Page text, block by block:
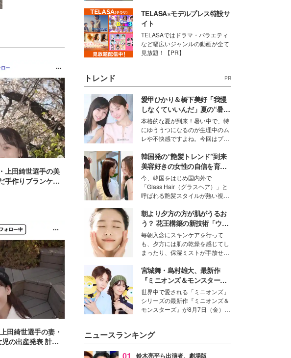
上田綺世選手の美
手作りブランケッ
ごい」「色合い
田綺世選手の妻・
の出産発表 計画
い「感謝の気持
TELASA×モデルプレス特設サ
イト
TELASAではドラマ・バラエティ
など幅広いジャンルの動画が全て
見放題！【PR】
トレンド PR
愛甲ひかり＆橋下美好「我慢
しなくていいんだ」夏の“暑さ
対策”の新しい選択肢とは？
本格的な夏が到来！暑い中で、特
にゆううつになるのが生理中のム
レや不快感ですよね。今回はプラ
モデル・愛甲ひかりさんと橋下美
好さんを迎えて本音で女子会トー
ク。猛暑のお出かけを快適に過ご
すヒントや、2人が感動した夏の
生理の新常識にも迫りました。
韓国発の“艶髪トレンド”到来
美容好きの女性の自信を育む
「ヘアケア事情」って？
今、韓国をはじめ国内外で
「Glass Hair（グラスヘア）」と
呼ばれる艶髪スタイルが熱い視線
ションの完成度を高めるベースと
して、“髪そのものの美しさ”に改
めて注目する人が増えている様
子。今回は、そんな憧れの艶やか
な髪を日常で叶える、美容好きの
女性たちのヘアケア事情を紹介し
ます。
朝より夕方の方が肌がうるお
う？ 花王構築の新技術「ウォ
ーターキャプチャリングスキ
ン（捕水肌）」がスキンケア
の常識を変える予感
毎朝入念にスキンケアを行って
も、夕方には肌の乾燥を感じてし
まったり、保湿ミストが手放せな
な美容の常識を大きく変える可能
性を秘めた、革新的な「Water
Capturing Skin（ウォーターキャ
プチャリングスキン：捕水肌）」
技術を、花王が構築した。
宮城舞・島村雄大、最新作
『ミニオンズ＆モンスター
ズ』の魅力熱弁 ハチャメチャ
だけじゃない“友情と絆”に感
動
世界中で愛される「ミニオンズ」
シリーズの最新作『ミニオンズ＆
モンスターズ』が8月7日（金）に
デルの宮城舞と島村雄大の特別対
談をお届け！それぞれの視点か
ら、今作ならではの魅力や予想外
ニュースランキング
鈴木亮平ら出演者、劇場版